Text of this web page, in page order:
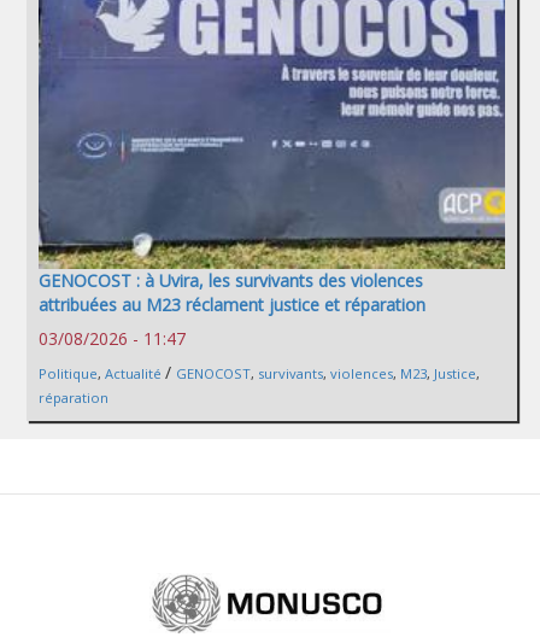
GENOCOST : à Uvira, les survivants des violences
attribuées au M23 réclament justice et réparation
03/08/2026 - 11:47
Politique, Actualité / GENOCOST, survivants, violences, M23, Justice,
réparation